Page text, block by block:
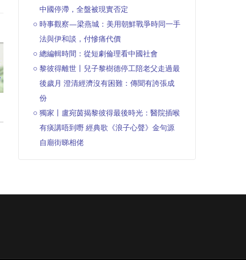
中國停滯，全盤被現實否定
時事觀察—梁燕城：美用朝鮮戰爭時同一手
法與伊和談，付慘痛代價
總編輯時間：從短劇倫理看中國社會
黎彼得離世丨兒子黎樹德停工陪老父走過最
後歲月 澄清經濟沒有困難：傳聞有誇張成
份
獨家丨盧宛茵揭黎彼得最後時光：醫院插喉
有痰講唔到嘢 經典歌《浪子心聲》金句源
自廟街睇相佬